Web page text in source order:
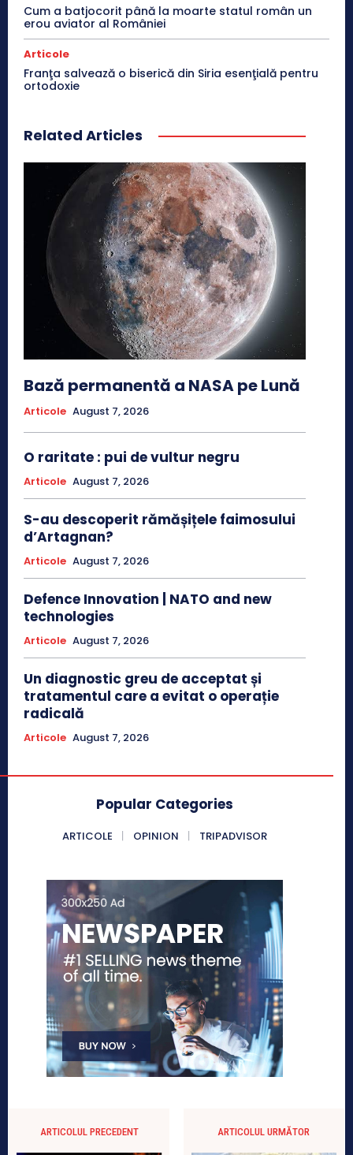
Cum a batjocorit până la moarte statul român un
erou aviator al României
Articole
Franţa salvează o biserică din Siria esenţială pentru
ortodoxie
Related Articles
Bază permanentă a NASA pe Lună
Articole August 7, 2026
O raritate : pui de vultur negru
Articole August 7, 2026
S-au descoperit rămășițele faimosului
d’Artagnan?
Articole August 7, 2026
Defence Innovation | NATO and new
technologies
Articole August 7, 2026
Un diagnostic greu de acceptat și
tratamentul care a evitat o operație
radicală
Articole August 7, 2026
Popular Categories
ARTICOLE OPINION TRIPADVISOR
ARTICOLUL PRECEDENT ARTICOLUL URMĂTOR